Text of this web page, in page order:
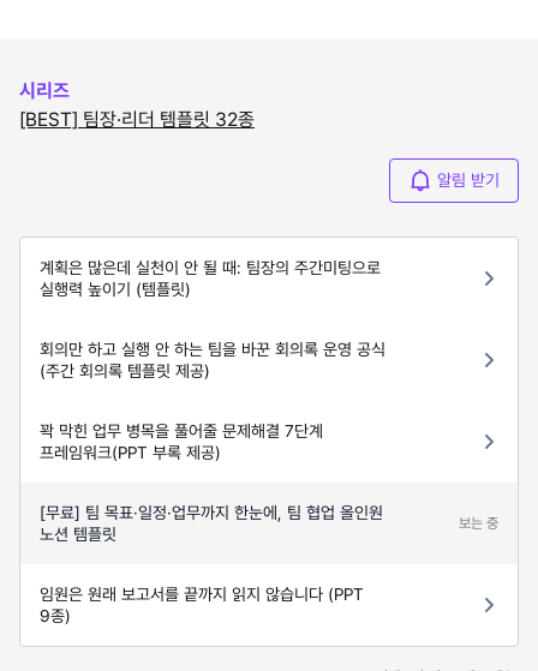
시리즈
[BEST] 팀장·리더 템플릿 32종
알림 받기
계획은 많은데 실천이 안 될 때: 팀장의 주간미팅으로
실행력 높이기 (템플릿)
회의만 하고 실행 안 하는 팀을 바꾼 회의록 운영 공식
(주간 회의록 템플릿 제공)
꽉 막힌 업무 병목을 풀어줄 문제해결 7단계
프레임워크(PPT 부록 제공)
[무료] 팀 목표·일정·업무까지 한눈에, 팀 협업 올인원
노션 템플릿
보는 중
임원은 원래 보고서를 끝까지 읽지 않습니다 (PPT
9종)